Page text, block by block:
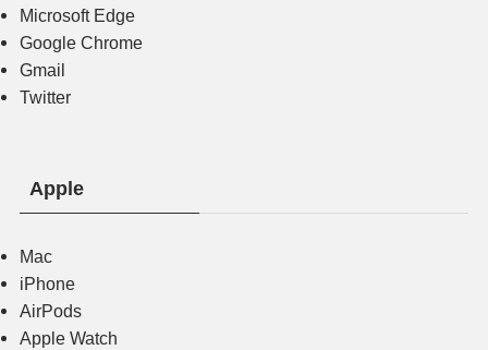
Microsoft Edge
Google Chrome
Gmail
Twitter
Apple
Mac
iPhone
AirPods
Apple Watch